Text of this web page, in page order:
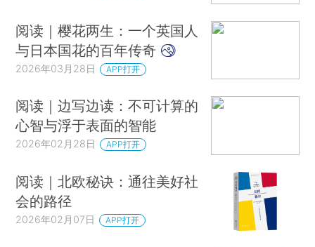
阅读｜樱花两生：一个英国人
与日本国花的百年传奇
2026年03月28日 APP打开
阅读｜边写边读：不可计算的
心智与浮于表面的智能
2026年02月28日 APP打开
阅读｜北欧秘诀：通往美好社
会的路径
2026年02月07日 APP打开